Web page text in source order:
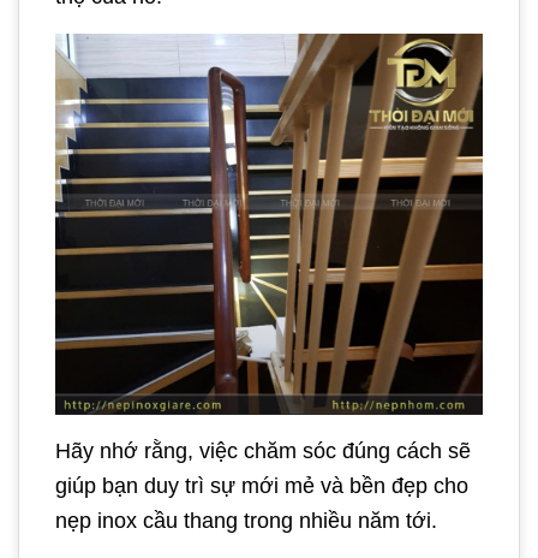
Hãy nhớ rằng, việc chăm sóc đúng cách sẽ
giúp bạn duy trì sự mới mẻ và bền đẹp cho
nẹp inox cầu thang trong nhiều năm tới.